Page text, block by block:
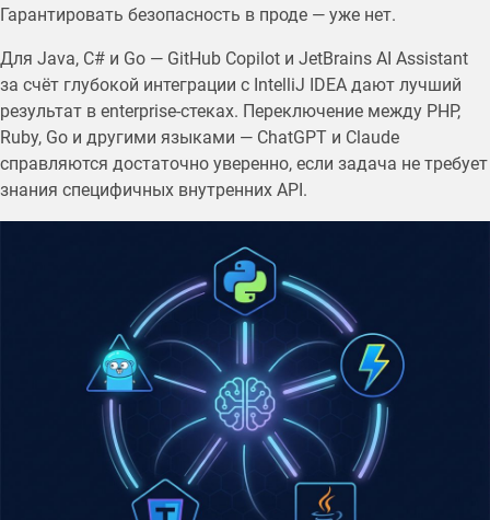
Гарантировать безопасность в проде — уже нет.
Для Java, C# и Go — GitHub Copilot и JetBrains AI Assistant
за счёт глубокой интеграции с IntelliJ IDEA дают лучший
результат в enterprise-стеках. Переключение между PHP,
Ruby, Go и другими языками — ChatGPT и Claude
справляются достаточно уверенно, если задача не требует
знания специфичных внутренних API.